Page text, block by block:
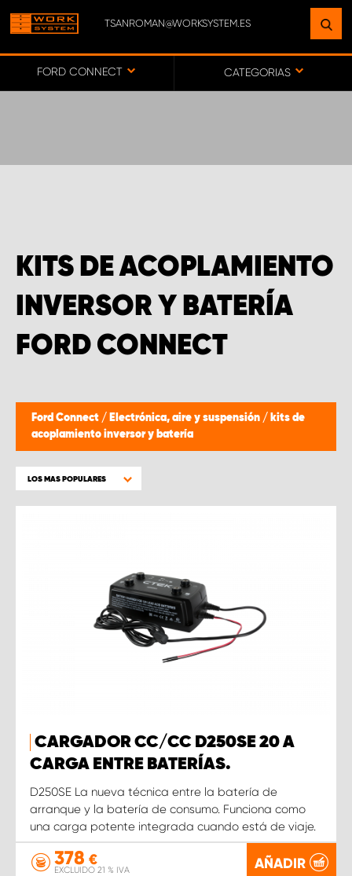
TSANROMAN@WORKSYSTEM.ES
FORD CONNECT CATEGORIAS
KITS DE ACOPLAMIENTO
INVERSOR Y BATERÍA
FORD CONNECT
Ford Connect / Electrónica, aire y suspensión / kits de
acoplamiento inversor y batería
LOS MAS POPULARES
CARGADOR CC/CC D250SE 20 A
CARGA ENTRE BATERÍAS.
D250SE La nueva técnica entre la batería de
arranque y la batería de consumo. Funciona como
una carga potente integrada cuando está de viaje.
378 €
EXCLUIDO 21 % IVA AÑADIR
ENCUENTRE UNA INSTALACIÓN
CERCA DE USTED